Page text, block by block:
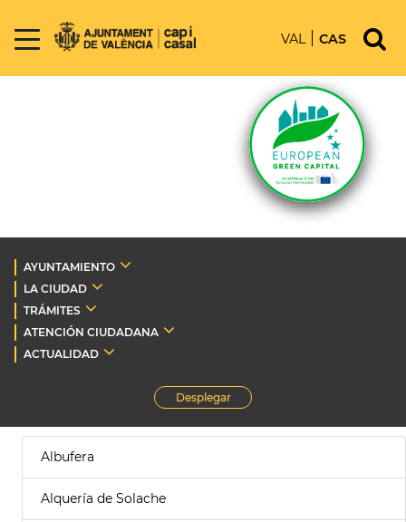
VAL CAS
AYUNTAMIENTO
LA CIUDAD
TRÁMITES
ATENCIÓN CIUDADANA
ACTUALIDAD
Desplegar
Albufera
Alquería de Solache